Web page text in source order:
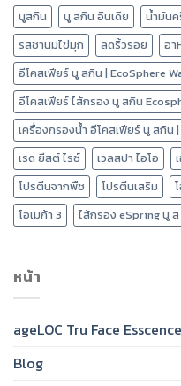
นูสกิน
นู สกิน อินเดีย น้ำมัน
รสชานมไข่มุก
ลดริ้วรอย
อา
อีโคสเฟียร์ นู สกิน | EcoSphere
อีโคสเฟียร์ ไส้กรอง นู สกิน
เครื่องกรองน้ำ อีโคสเฟียร์ นู สกิน
เรด ยีสต์ ไรซ์
เวลสปา ไอโอ
โปรตีนจากพืช
โปรตีนเสริม
โอเมก้า 3
ไส้กรอง eSpring นู
หน้า
ageLOC Tru Face
Blog